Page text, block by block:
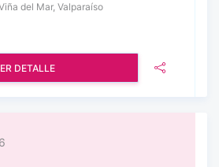
del Mar, Valparaíso
DETALLE